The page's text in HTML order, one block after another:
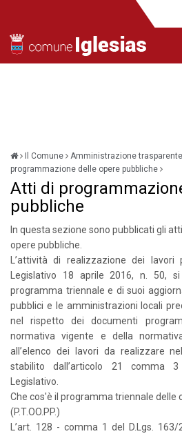
Il Comune Amministrazione trasparente
programmazione delle opere pubbliche
Atti di
pubbliche
In questa sezione sono pubblicati gli
opere pubbliche.
L’attività di realizzazione dei
Legislativo 18 aprile 2016, n. 50,
programma triennale e di suoi
pubblici e le amministrazioni locali
nel rispetto dei documenti
normativa vigente e della
all’elenco dei lavori da realizzare
stabilito dall’articolo 21 comma
Legislativo.
Che cos'è il programma triennale delle
(P.T.OO.PP.)
L’art. 128 - comma 1 del D.Lgs.